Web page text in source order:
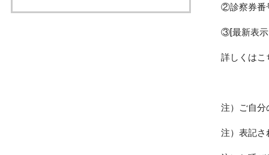
②診察券番
③[最新表示
詳しくは
注）ご自分
注）表記さ